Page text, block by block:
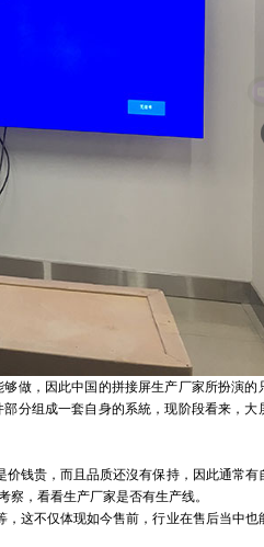
做，因此中国的拼接屏生产厂家所扮演的
分组成一套自身的系統，现阶段看来，大
钱贵，而且品质还沒有保持，因此通常有
，看看生产厂家是否有生产线。
这不仅体现如今售前，行业在售后当中也